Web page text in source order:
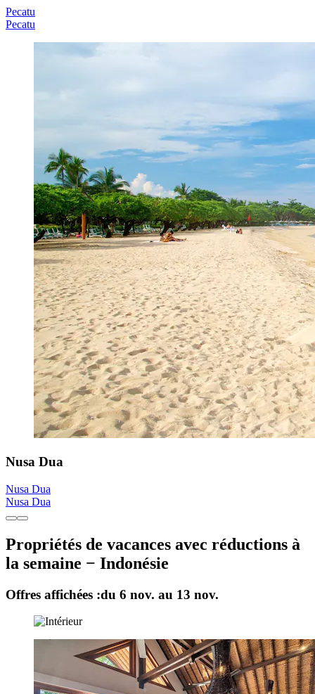
Pecatu
Pecatu
Nusa Dua
Nusa Dua
Nusa Dua
Propriétés de vacances avec réductions à
la semaine − Indonésie
Offres affichées :du 6 nov. au 13 nov.